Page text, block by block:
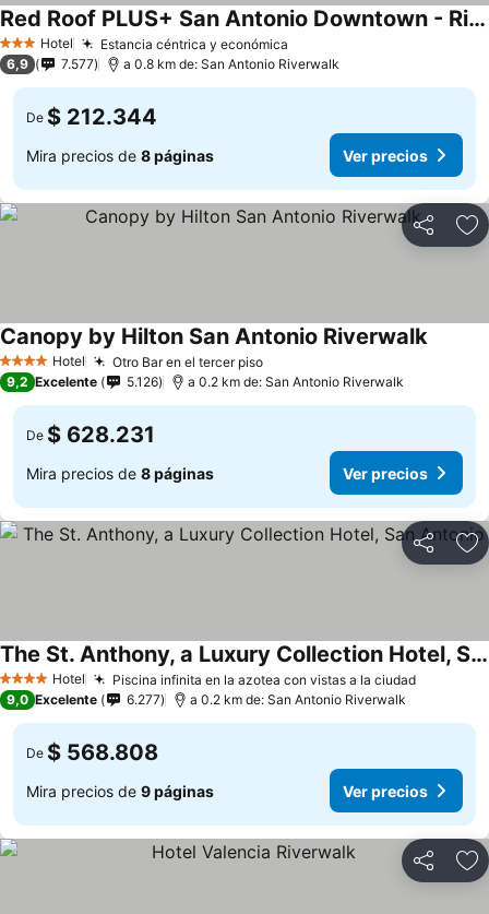
3 Estrellas
Hotel Estancia céntrica y económica
Red Roof PLUS+ San Antonio Downtown - Riverwalk
6,9 7.577 a 0.8 km de: San Antonio Riverwalk
De $ 212.344
Mira precios de 8 páginas Ver precios
Compartir
4 EstrellasHotel Otro Bar en el tercer piso
Canopy by Hilton San Antonio Riverwalk
9,2 Excelente 5.126 a 0.2 km de: San Antonio Riverwalk
De $ 628.231
Mira precios de 8 páginas Ver precios
Compartir
4 EstrellasHotel Piscina infinita en la azotea con vistas a la ciudad
The St. Anthony, a Luxury Collection Hotel, San Antonio
9,0 Excelente 6.277 a 0.2 km de: San Antonio Riverwalk
De $ 568.808
Mira precios de 9 páginas Ver precios
Compartir